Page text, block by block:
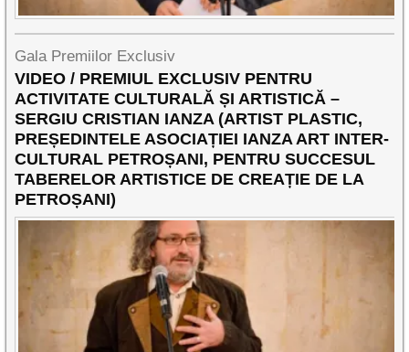
Gala Premiilor Exclusiv
VIDEO / PREMIUL EXCLUSIV PENTRU
ACTIVITATE CULTURALĂ ȘI ARTISTICĂ –
SERGIU CRISTIAN IANZA (ARTIST PLASTIC,
PREȘEDINTELE ASOCIAȚIEI IANZA ART INTER-
CULTURAL PETROȘANI, PENTRU SUCCESUL
TABERELOR ARTISTICE DE CREAȚIE DE LA
PETROȘANI)